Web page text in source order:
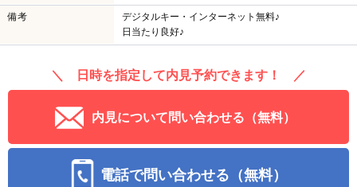
備考
デジタルキー・インターネット無料♪
日当たり良好♪
＼ 日時を指定して内見予約できます！ ／
内見について問い合わせる（無料）
電話で問い合わせる（無料）